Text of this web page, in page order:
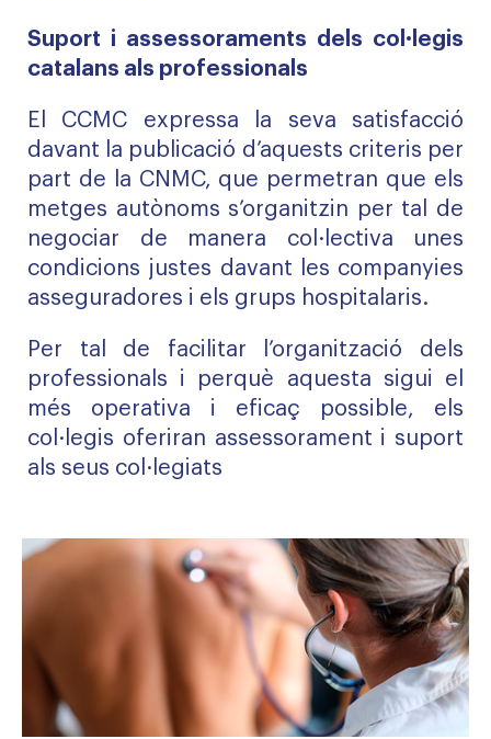
Suport i assessoraments dels col·legis
catalans als professionals
El CCMC expressa la seva satisfacció
davant la publicació d’aquests criteris per
part de la CNMC, que permetran que els
metges autònoms s’organitzin per tal de
negociar de manera col·lectiva unes
condicions justes davant les companyies
asseguradores i els grups hospitalaris.
Per tal de facilitar l’organització dels
professionals i perquè aquesta sigui el
més operativa i eficaç possible, els
col·legis oferiran assessorament i suport
als seus col·legiats